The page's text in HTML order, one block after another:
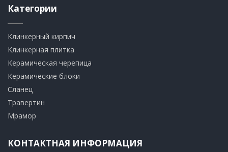
Категории
Клинкерный кирпич​
​Клинкерная плитка
​Керамическая черепица
​Керамические блоки
​Сланец
Травертин​
​Мрамор
КОНТАКТНАЯ ИНФОРМАЦИЯ